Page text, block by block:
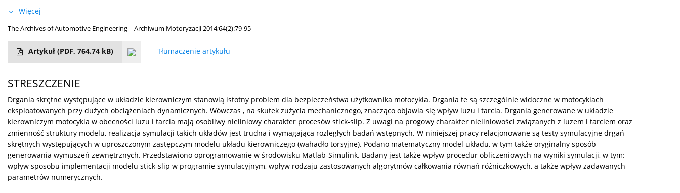
Więcej
The Archives of Automotive Engineering – Archiwum Motoryzacji 2014;64(2):79-95
Artykuł (PDF, 764.74 kB) Tłumaczenie artykułu
STRESZCZENIE
Drgania skrętne występujące w układzie kierowniczym stanowią istotny problem dla bezpieczeństwa użytkownika motocykla. Drgania te są szczególnie widoczne w motocyklach
eksploatowanych przy dużych obciążeniach dynamicznych. Wówczas , na skutek zużycia mechanicznego, znacząco objawia się wpływ luzu i tarcia. Drgania generowane w układzie
kierowniczym motocykla w obecności luzu i tarcia mają osobliwy nieliniowy charakter procesów stick-slip. Z uwagi na progowy charakter nieliniowości związanych z luzem i tarciem oraz
zmienność struktury modelu, realizacja symulacji takich układów jest trudna i wymagająca rozległych badań wstępnych. W niniejszej pracy relacjonowane są testy symulacyjne drgań
skrętnych występujących w uproszczonym zastępczym modelu układu kierowniczego (wahadło torsyjne). Podano matematyczny model układu, w tym także oryginalny sposób
generowania wymuszeń zewnętrznych. Przedstawiono oprogramowanie w środowisku Matlab-Simulink. Badany jest także wpływ procedur obliczeniowych na wyniki symulacji, w tym:
wpływ sposobu implementacji modelu stick-slip w programie symulacyjnym, wpływ rodzaju zastosowanych algorytmów całkowania równań różniczkowych, a także wpływ zadawanych
parametrów numerycznych.